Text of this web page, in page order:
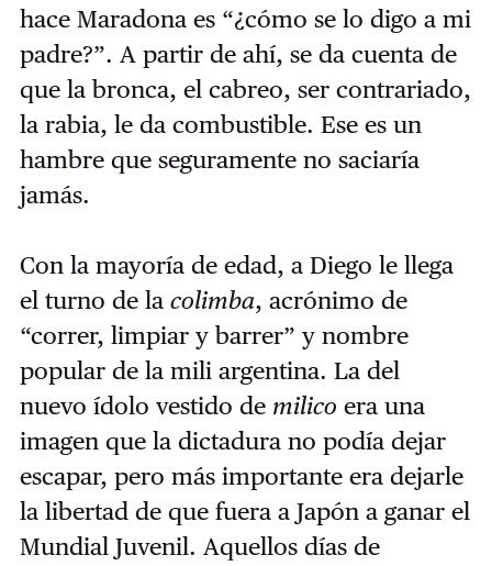
hace Maradona es “¿cómo se lo digo a mi
padre?”. A partir de ahí, se da cuenta de
que la bronca, el cabreo, ser contrariado,
la rabia, le da combustible. Ese es un
hambre que seguramente no saciaría
jamás.
Con la mayoría de edad, a Diego le llega
el turno de la colimba, acrónimo de
“correr, limpiar y barrer” y nombre
popular de la mili argentina. La del
nuevo ídolo vestido de milico era una
imagen que la dictadura no podía dejar
escapar, pero más importante era dejarle
la libertad de que fuera a Japón a ganar el
Mundial Juvenil. Aquellos días de